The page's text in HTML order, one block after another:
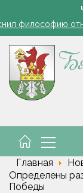
Ребенок
философию
Семинар-
Косить или не
Ребенок
Главная
Определены
Победы